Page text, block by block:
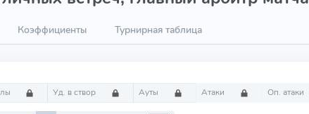
Коэффициенты Турнирная таблица
Уд. в створ Ауты Атаки Оп. атаки